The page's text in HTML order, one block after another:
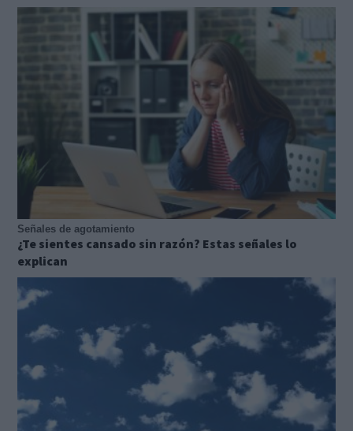
Señales de agotamiento
¿Te sientes cansado sin razón? Estas señales lo
explican